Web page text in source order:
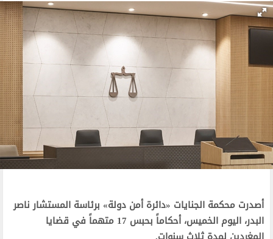
أصدرت محكمة الجنايات «دائرة أمن دولة» برئاسة المستشار ناصر
البدر، اليوم الخميس، أحكاماً بحبس 17 متهماً في قضايا